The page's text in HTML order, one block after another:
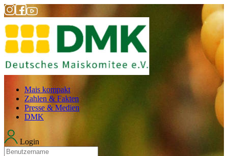
Mais kompakt
Zahlen & Fakten
Presse & Medien
DMK
Login